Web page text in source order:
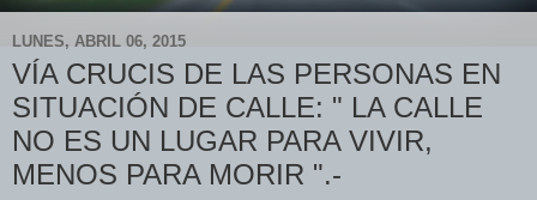
LUNES, ABRIL 06, 2015
VÍA CRUCIS DE LAS PERSONAS EN
SITUACIÓN DE CALLE: " LA CALLE
NO ES UN LUGAR PARA VIVIR,
MENOS PARA MORIR ".-